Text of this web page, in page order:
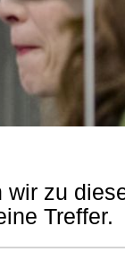
wir zu
Treffer.